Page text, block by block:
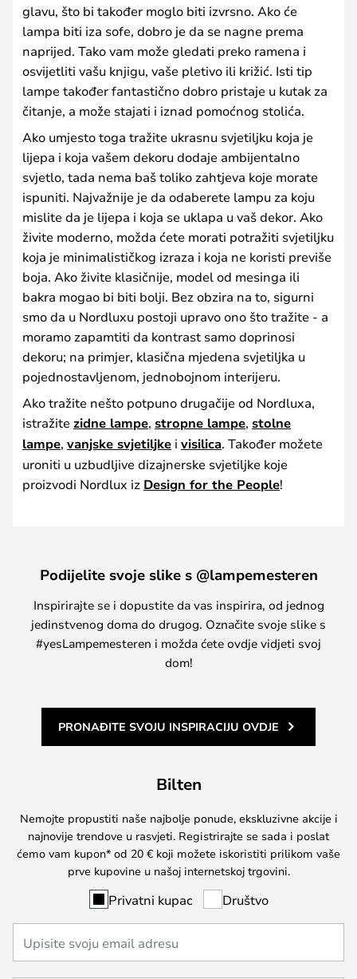
glavu, što bi također moglo biti izvrsno. Ako će
lampa biti iza sofe, dobro je da se nagne prema
naprijed. Tako vam može gledati preko ramena i
osvijetliti vašu knjigu, vaše pletivo ili križić. Isti tip
lampe također fantastično dobro pristaje u kutak za
čitanje, a može stajati i iznad pomoćnog stolića.
Ako umjesto toga tražite ukrasnu svjetiljku koja je
lijepa i koja vašem dekoru dodaje ambijentalno
svjetlo, tada nema baš toliko zahtjeva koje morate
ispuniti. Najvažnije je da odaberete lampu za koju
mislite da je lijepa i koja se uklapa u vaš dekor. Ako
živite moderno, možda ćete morati potražiti svjetiljku
koja je minimalističkog izraza i koja ne koristi previše
boja. Ako živite klasičnije, model od mesinga ili
bakra mogao bi biti bolji. Bez obzira na to, sigurni
smo da u Nordluxu postoji upravo ono što tražite - a
moramo zapamtiti da kontrast samo doprinosi
dekoru; na primjer, klasična mjedena svjetiljka u
pojednostavljenom, jednobojnom interijeru.
Ako tražite nešto potpuno drugačije od Nordluxa,
istražitezidne lampe, stropne lampe, stolne
lampe, vanjske svjetiljke i visilica. Također možete
uroniti u uzbudljive dizajnerske svjetiljke koje
proizvodi Nordlux iz Design for the People!
Podijelite svoje slike s @lampemesteren
Inspirirajte se i dopustite da vas inspirira, od jednog
jedinstvenog doma do drugog. Označite svoje slike s
#yesLampemesteren i možda ćete ovdje vidjeti svoj
dom!
PRONAĐITE SVOJU INSPIRACIJU OVDJE
Bilten
Nemojte propustiti naše najbolje ponude, ekskluzivne akcije i
najnovije trendove u rasvjeti. Registrirajte se sada i poslat
ćemo vam kupon* od 20 € koji možete iskoristiti prilikom vaše
prve kupovine u našoj internetskoj trgovini.
Privatni kupac Društvo